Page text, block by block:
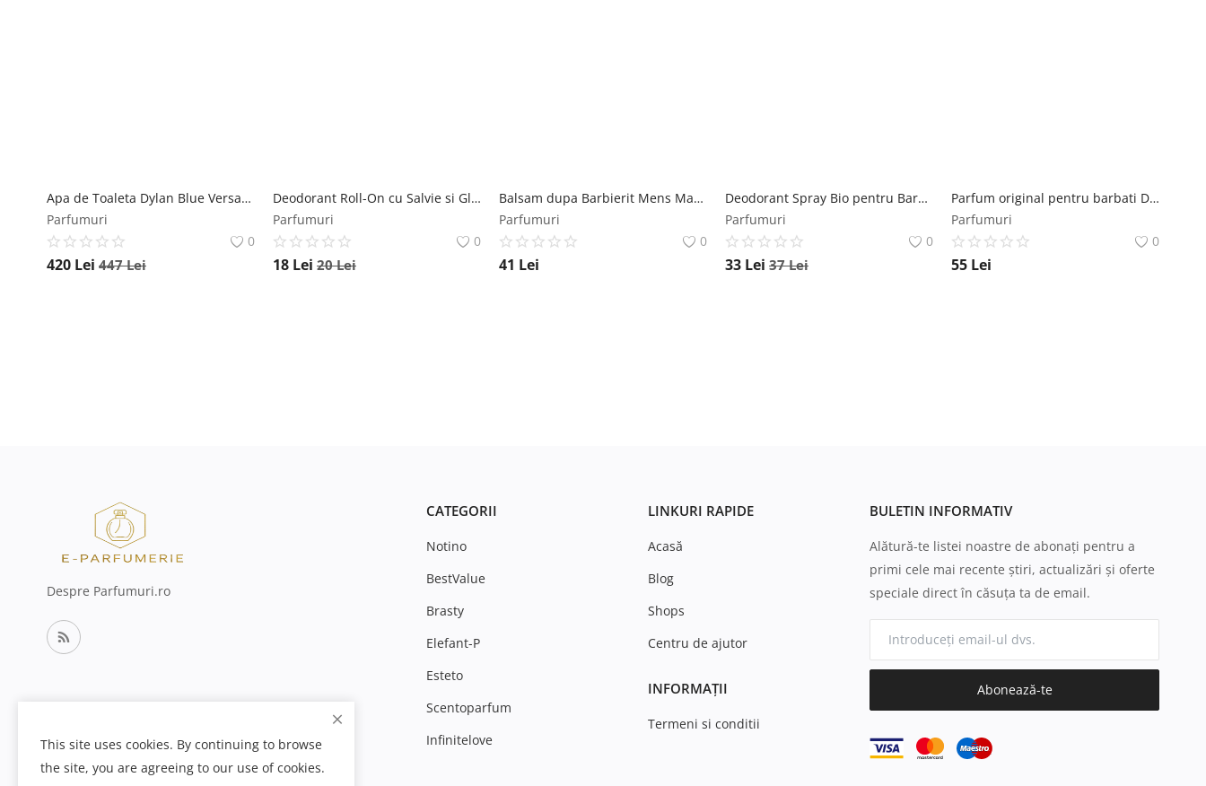
Apa de Toaleta Dylan Blue Versace, Barbati, 200 ml Versace
Parfumuri
0
420 Lei 447Lei
Deodorant Roll-On cu Salvie si Glicerina Verre de Nature Homme Actif Manicos, 50ml Manicos
Parfumuri
0
18 Lei 20Lei
Balsam dupa Barbierit Mens Master Professional Rosa Impex, 120ml Rosa Impex
Parfumuri
0
41 Lei
Deodorant Spray Bio pentru Barbati Benecos, 75 ml Benecos
Parfumuri
0
33 Lei 37Lei
Parfum original pentru barbati D and C EDP 50 ml Florgarden
Parfumuri
0
55 Lei
Despre Parfumuri.ro
CATEGORII
Notino
BestValue
Brasty
Elefant-P
Esteto
Scentoparfum
Infinitelove
LINKURI RAPIDE
Acasă
Blog
Shops
Centru de ajutor
INFORMAȚII
Termeni si conditii
BULETIN INFORMATIV
Alătură-te listei noastre de abonați pentru a
primi cele mai recente știri, actualizări și oferte
speciale direct în căsuța ta de email.
Abonează-te
This site uses cookies. By continuing to browse
the site, you are agreeing to our use of cookies.